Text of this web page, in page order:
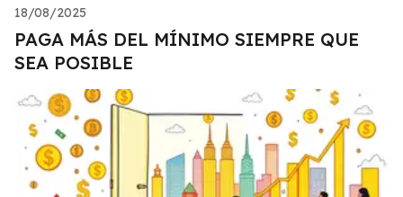
18/08/2025
PAGA MÁS DEL MÍNIMO SIEMPRE QUE
SEA POSIBLE